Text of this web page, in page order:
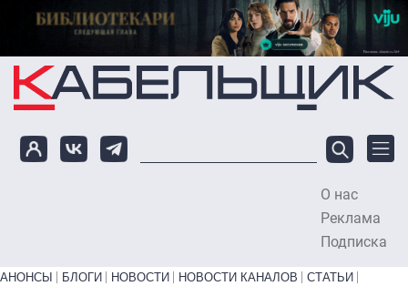
Перейти к основному содержанию
О нас
Реклама
Подписка
Primary links bottom
АНОНСЫ БЛОГИ НОВОСТИ НОВОСТИ КАНАЛОВ
СТАТЬИ